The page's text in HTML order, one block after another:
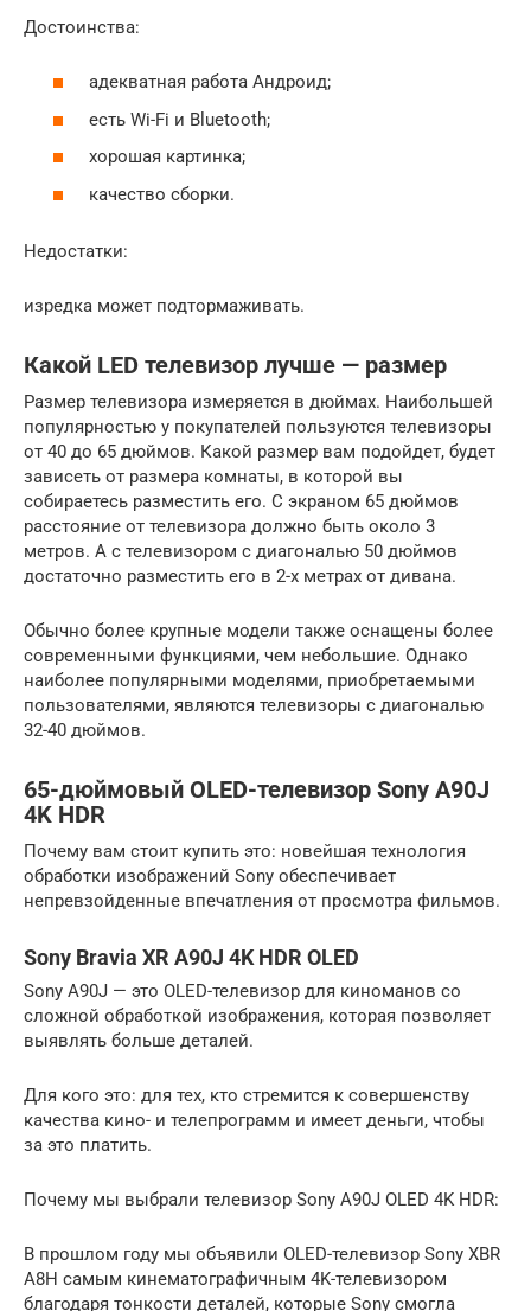
Достоинства:
адекватная работа Андроид;
есть Wi-Fi и Bluetooth;
хорошая картинка;
качество сборки.
Недостатки:
изредка может подтормаживать.
Какой LED телевизор лучше — размер
Размер телевизора измеряется в дюймах. Наибольшей
популярностью у покупателей пользуются телевизоры
от 40 до 65 дюймов. Какой размер вам подойдет, будет
зависеть от размера комнаты, в которой вы
собираетесь разместить его. С экраном 65 дюймов
расстояние от телевизора должно быть около 3
метров. А с телевизором с диагональю 50 дюймов
достаточно разместить его в 2-х метрах от дивана.
Обычно более крупные модели также оснащены более
современными функциями, чем небольшие. Однако
наиболее популярными моделями, приобретаемыми
пользователями, являются телевизоры с диагональю
32-40 дюймов.
65-дюймовый OLED-телевизор Sony A90J
4K HDR
Почему вам стоит купить это: новейшая технология
обработки изображений Sony обеспечивает
непревзойденные впечатления от просмотра фильмов.
Sony Bravia XR A90J 4K HDR OLED
Sony A90J — это OLED-телевизор для киноманов со
сложной обработкой изображения, которая позволяет
выявлять больше деталей.
Для кого это: для тех, кто стремится к совершенству
качества кино- и телепрограмм и имеет деньги, чтобы
за это платить.
Почему мы выбрали телевизор Sony A90J OLED 4K HDR:
В прошлом году мы объявили OLED-телевизор Sony XBR
A8H самым кинематографичным 4K-телевизором
благодаря тонкости деталей, которые Sony смогла